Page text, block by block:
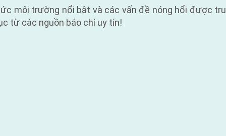
môi trường nổi bật và các vấn đề nóng hổi được
từ các nguồn báo chí uy tín!